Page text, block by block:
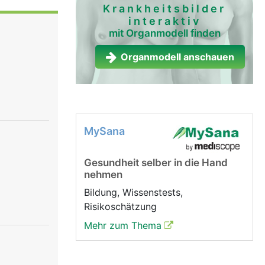
Die
der
und
immer
ab,
sich
die
die
Krankheitsbilder
interaktiv
mit Organmodell finden
Organmodell anschauen
MySana
Gesundheit selber in die Hand
nehmen
Bildung, Wissenstests,
Risikoschätzung
Mehr zum Thema